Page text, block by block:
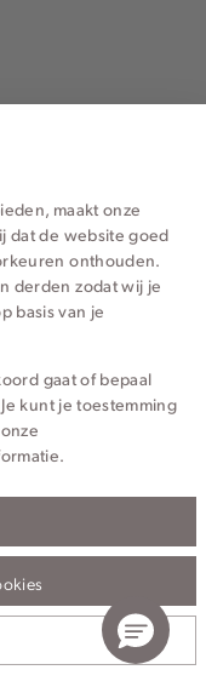
Voorwaarden
maakt onze
dat de website goed
onthouden.
derden zodat wij je
basis van je
gaat of bepaal
kunt je toestemming